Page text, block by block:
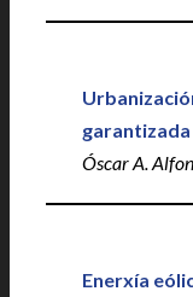
garantizada
Óscar A.
Enerxía